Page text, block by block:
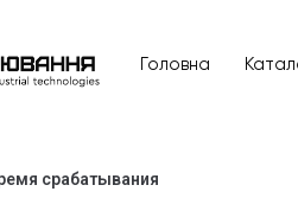
Головна
срабатывания